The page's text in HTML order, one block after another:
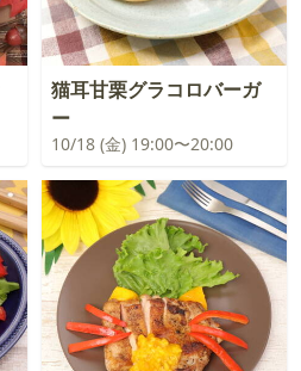
猫耳甘栗グラコロバーガ
ー
10/18 (金) 19:00〜20:00